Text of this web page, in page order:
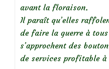
avant la floraison.
Il paraît qu’elles
de faire la guerre à
s’approchent des
de services profitable